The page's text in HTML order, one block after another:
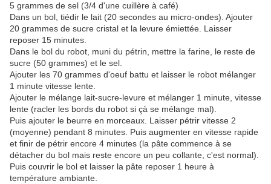
5 grammes de sel (3/4 d'une cuillère à café)
Dans un bol, tiédir le lait (20 secondes au micro-ondes). Ajouter
20 grammes de sucre cristal et la levure émiettée. Laisser
reposer 15 minutes.
Dans le bol du robot, muni du pétrin, mettre la farine, le reste de
sucre (50 grammes) et le sel.
Ajouter les 70 grammes d'oeuf battu et laisser le robot mélanger
1 minute vitesse lente.
Ajouter le mélange lait-sucre-levure et mélanger 1 minute, vitesse
lente (racler les bords du robot si çà se mélange mal).
Puis ajouter le beurre en morceaux. Laisser pétrir vitesse 2
(moyenne) pendant 8 minutes. Puis augmenter en vitesse rapide
et finir de pétrir encore 4 minutes (la pâte commence à se
détacher du bol mais reste encore un peu collante, c'est normal).
Puis couvrir le bol et laisser la pâte reposer 1 heure à
température ambiante.